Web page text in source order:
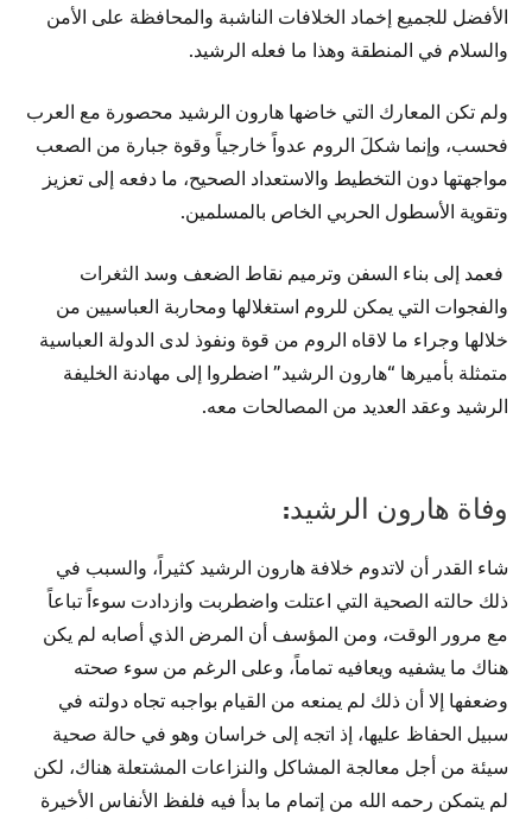
الأفضل للجميع إخماد الخلافات الناشبة والمحافظة على الأمن
والسلام في المنطقة وهذا ما فعله الرشيد.
ولم تكن المعارك التي خاضها هارون الرشيد محصورة مع العرب
فحسب، وإنما شكلَ الروم عدواً خارجياً وقوة جبارة من الصعب
مواجهتها دون التخطيط والاستعداد الصحيح، ما دفعه إلى تعزيز
وتقوية الأسطول الحربي الخاص بالمسلمين.
فعمد إلى بناء السفن وترميم نقاط الضعف وسد الثغرات
والفجوات التي يمكن للروم استغلالها ومحاربة العباسيين من
خلالها وجراء ما لاقاه الروم من قوة ونفوذ لدى الدولة العباسية
متمثلة بأميرها “هارون الرشيد” اضطروا إلى مهادنة الخليفة
الرشيد وعقد العديد من المصالحات معه.
وفاة هارون الرشيد:
شاء القدر أن لاتدوم خلافة هارون الرشيد كثيراً، والسبب في
ذلك حالته الصحية التي اعتلت واضطربت وازدادت سوءاً تباعاً
مع مرور الوقت، ومن المؤسف أن المرض الذي أصابه لم يكن
هناك ما يشفيه ويعافيه تماماً، وعلى الرغم من سوء صحته
وضعفها إلا أن ذلك لم يمنعه من القيام بواجبه تجاه دولته في
سبيل الحفاظ عليها، إذ اتجه إلى خراسان وهو في حالة صحية
سيئة من أجل معالجة المشاكل والنزاعات المشتعلة هناك، لكن
لم يتمكن رحمه الله من إتمام ما بدأ فيه فلفظ الأنفاس الأخيرة